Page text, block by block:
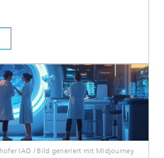
IAO / Bild generiert mit Midjourney